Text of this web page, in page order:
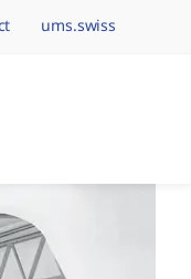
ums.swiss